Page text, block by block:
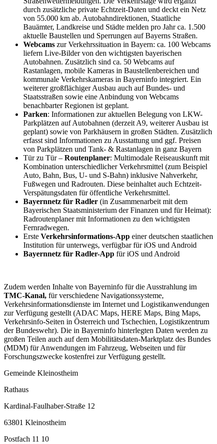
durch zusätzliche private Echtzeit-Daten und deckt ein Netz
von 55.000 km ab. Autobahndirektionen, Staatliche
Bauämter, Landkreise und Städte melden pro Jahr ca. 1.500
aktuelle Baustellen und Sperrungen auf Bayerns Straßen.
Webcams zur Verkehrssituation in Bayern: ca. 100 Webcams
liefern Live-Bilder von den wichtigsten bayerischen
Autobahnen. Zusätzlich sind ca. 50 Webcams auf
Rastanlagen, mobile Kameras in Baustellenbereichen und
kommunale Verkehrskameras in Bayerninfo integriert. Ein
weiterer großflächiger Ausbau auch auf Bundes- und
Staatsstraßen sowie eine Anbindung von Webcams
benachbarter Regionen ist geplant.
Parken: Informationen zur aktuellen Belegung von LKW-
Parkplätzen auf Autobahnen (derzeit A9, weiterer Ausbau ist
geplant) sowie von Parkhäusern in großen Städten. Zusätzlich
erfasst sind Informationen zu Ausstattung und ggf. Preisen
von Parkplätzen und Tank- & Rastanlagen in ganz Bayern
Tür zu Tür – Routenplaner: Multimodale Reiseauskunft mit
Kombination unterschiedlicher Verkehrsmittel (zum Beispiel
Auto, Bahn, Bus, U- und S-Bahn) inklusive Nahverkehr,
Fußwegen und Radrouten. Diese beinhaltet auch Echtzeit-
Verspätungsdaten für öffentliche Verkehrsmittel.
Bayernnetz für Radler (in Zusammenarbeit mit dem
Bayerischen Staatsministerium der Finanzen und für Heimat):
Radroutenplaner mit Informationen zu den wichtigsten
Fernradwegen.
Erste Verkehrsinformations-App einer deutschen staatlichen
Institution für unterwegs, verfügbar für iOS und Android
Bayernnetz für Radler-App für iOS und Android
Zudem werden Inhalte von Bayerninfo für die Ausstrahlung im
TMC-Kanal, für verschiedene Navigationssysteme,
Verkehrsinformationsdienste im Internet und Logistikanwendungen
zur Verfügung gestellt (ADAC Maps, HERE Maps, Bing Maps,
Verkehrsinfo-Seiten in Österreich und Tschechien, Logistikzentrum
der Bundeswehr). Die in Bayerninfo hinterlegten Daten werden zu
großen Teilen auch auf dem Mobilitätsdaten-Marktplatz des Bundes
(MDM) für Anwendungen im Fahrzeug, Webseiten und für
Forschungszwecke kostenfrei zur Verfügung gestellt.
Gemeinde Kleinostheim
Rathaus
Kardinal-Faulhaber-Straße 12
63801 Kleinostheim
Postfach 11 10